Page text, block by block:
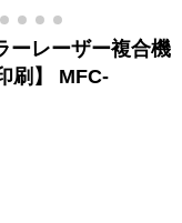
ーレーザー複合機
刷】 MFC-